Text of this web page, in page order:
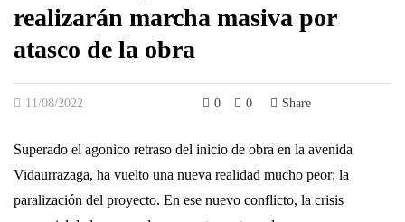
realizarán marcha masiva por
atasco de la obra
11/08/2022 0 0 Share
Superado el agonico retraso del inicio de obra en la avenida
Vidaurrazaga, ha vuelto una nueva realidad mucho peor: la
paralización del proyecto. En ese nuevo conflicto, la crisis